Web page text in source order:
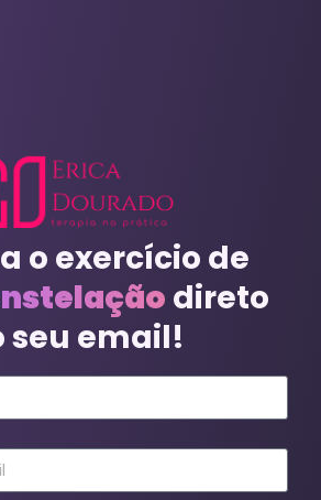
o exercício de
direto
seu email!